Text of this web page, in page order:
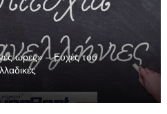
ώρες» – Ευχές του